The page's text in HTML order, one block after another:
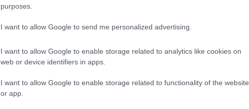
purposes.
I want to allow Google to send me personalized advertising.
I want to allow Google to enable storage related to analytics like cookies on
web or device identifiers in apps.
I want to allow Google to enable storage related to functionality of the website
or app.